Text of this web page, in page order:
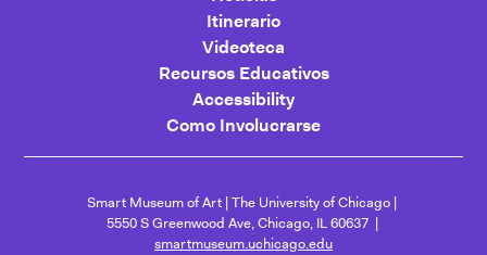
Itinerario
Videoteca
Recursos Educativos
Accessibility
Como Involucrarse
Smart Museum of Art The University of Chicago
5550 S Greenwood Ave, Chicago, IL 60637
smartmuseum.uchicago.edu